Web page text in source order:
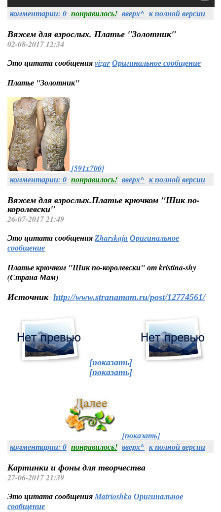
комментарии: 0 понравилось! вверх^ к полной версии
Вяжем для взрослых. Платье "Золотник"
02-08-2017 12:34
Это цитата сообщенияvizarОригинальное сообщение
Платье "Золотник"
[591x700]
комментарии: 0 понравилось! вверх^ к полной версии
Вяжем для взрослых.Платье крючком "Шик по-
королевски"
26-07-2017 21:49
Это цитата сообщенияZharskajaОригинальное
сообщение
Платье крючком "Шик по-королевски" от kristina-shy
(Страна Мам)
Источник http://www.stranamam.ru/post/12774561/
[показать]
[показать]
[показать]
комментарии: 0 понравилось! вверх^ к полной версии
Картинки и фоны для творчества
27-06-2017 21:39
Это цитата сообщенияMatrioshkaОригинальное
сообщение